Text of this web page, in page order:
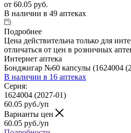
от 60.05 руб.
В наличии в 49 аптеках
Подробнее
Цена действительна только для
отличаться от цен в розничных
Интернет аптека
Бонджигар №60 капсулы (1624004
В наличии в 16 аптеках
Серия:
1624004 (2027-01)
60.05 руб./уп
Варианты цен
60.05 руб./уп